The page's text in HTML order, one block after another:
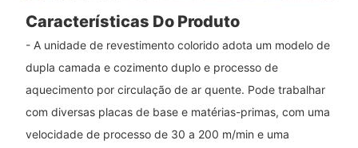
Características Do Produto
- A unidade de revestimento colorido adota um modelo de
dupla camada e cozimento duplo e processo de
aquecimento por circulação de ar quente. Pode trabalhar
com diversas placas de base e matérias-primas, com uma
velocidade de processo de 30 a 200 m/min e uma